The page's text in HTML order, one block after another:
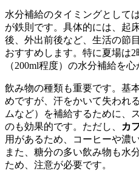
水分補給のタイミングとして
が鉄則です。具体的には、起
後、外出前後など、生活の節
おすすめします。特に夏場は
（200ml程度）の水分補給を
飲み物の種類も重要です。基
めですが、汗をかいて失われ
ムなど）を補給するために、
のも効果的です。ただし、
カ
用があるため、コーヒーや濃
また、糖分の多い飲み物も水
ため、注意が必要です。